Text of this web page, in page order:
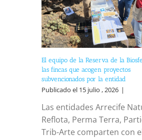
El equipo de la Reserva de la
las fincas que acogen proyectos
subvencionados por la entidad
Publicado el 15 julio , 2026 |
Las entidades Arrecife
Reflota, Perma Terra,
Trib-Arte comparten con